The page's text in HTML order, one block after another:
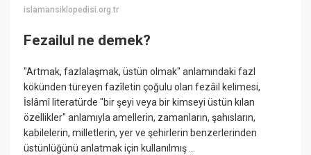
islamansiklopedisi.org.tr
Fezailul ne demek?
"Artmak, fazlalaşmak, üstün olmak" anlamındaki fazl
kökünden türeyen fazîletin çoğulu olan fezâil kelimesi,
İslâmî literatürde "bir şeyi veya bir kimseyi üstün kılan
özellikler" anlamıyla amellerin, zamanların, şahısların,
kabilelerin, milletlerin, yer ve şehirlerin benzerlerinden
üstünlüğünü anlatmak için kullanılmış ...